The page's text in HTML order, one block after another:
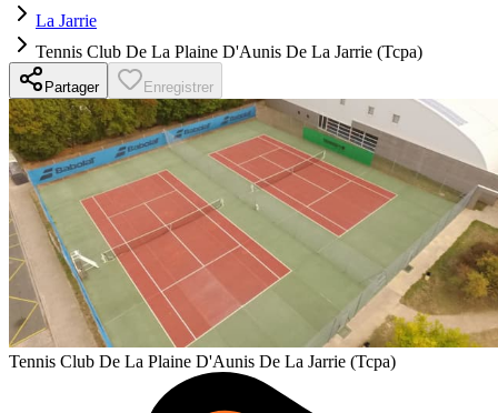
La Jarrie
Tennis Club De La Plaine D'Aunis De La Jarrie (Tcpa)
Partager Enregistrer
Tennis Club De La Plaine D'Aunis De La Jarrie (Tcpa)